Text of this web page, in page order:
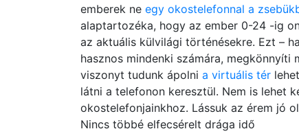
emberek ne egy okostelefonnal a
alaptartozéka, hogy az ember 0-24 -ig
az aktuális külvilági történésekre. Ezt –
hasznos mindenki számára,
viszonyt tudunk ápolni a virtuális tér
látni a telefonon keresztül. Nem is lehet
okostelefonjainkhoz. Lássuk az érem jó
Nincs többé elfecsérelt drága idő